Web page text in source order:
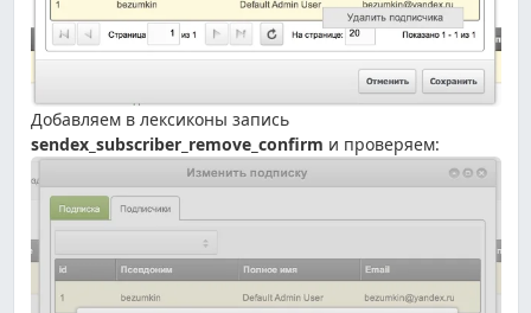
Добавляем в лексиконы запись
sendex_subscriber_remove_confirm и проверяем: